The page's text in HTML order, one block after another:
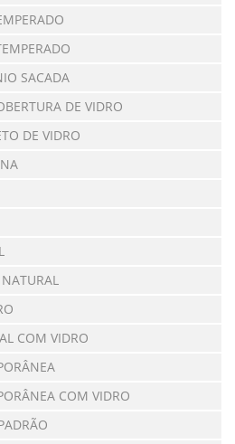
SACADA
DE VIDRO
DE VIDRO
COM VIDRO
COM VIDRO